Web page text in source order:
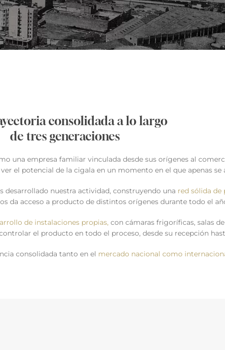
consolidada a lo largo
de tres generaciones
una empresa familiar vinculada desde sus orígenes al
el potencial de la cigala en un momento en el que apenas se
desarrollado nuestra actividad, construyendo una red sólida de
da acceso a producto de distintos orígenes durante todo el
de instalaciones propias,con cámaras frigoríficas, salas
el producto en todo el proceso, desde su recepción
consolidada tanto en el mercado nacional como